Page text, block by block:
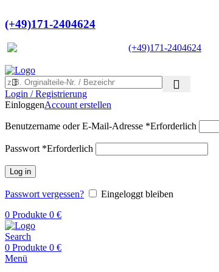
(+49)171-2404624
(+49)171-2404624
Login / Registrierung
EinloggenAccount erstellen
Benutzername oder E-Mail-Adresse *Erforderlich
Passwort *Erforderlich
Log in
Passwort vergessen?
Eingeloggt bleiben
0 Produkte 0 €
Search
0 Produkte 0 €
Menü